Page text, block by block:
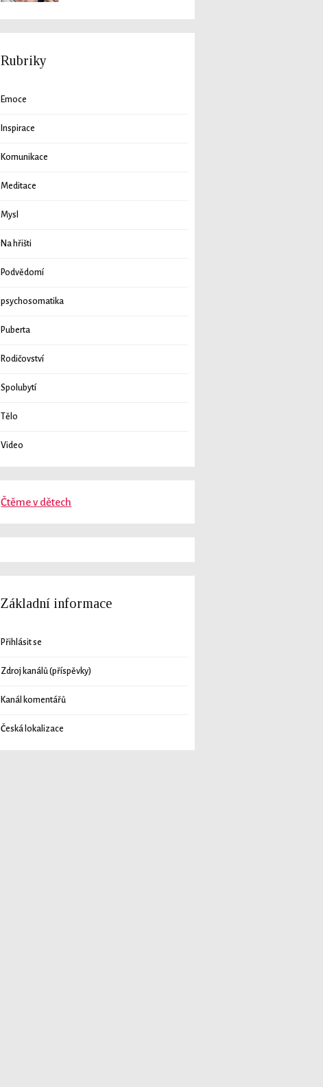
Rubriky
Emoce
Inspirace
Komunikace
Meditace
Mysl
Na hřišti
Podvědomí
psychosomatika
Puberta
Rodičovství
Spolubytí
Tělo
Video
Čtěme v dětech
Základní informace
Přihlásit se
Zdroj kanálů (příspěvky)
Kanál komentářů
Česká lokalizace